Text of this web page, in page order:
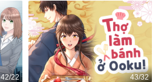
42/22 43/32